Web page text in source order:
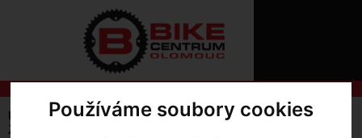
Používáme soubory cookies
O
REGISTRACE
Úvodní strana Komponenty Kliky
MTB
Zéfal krytka kliky gumová